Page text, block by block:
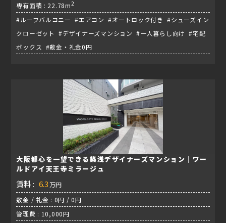
駅』
専有面積 : 22.78m2
#ルーフバルコニー #エアコン #オートロック付き #シューズイン
クローゼット #デザイナーズマンション #一人暮らし向け #宅配
ボックス #敷金・礼金0円
大阪都心を一望できる築浅デザイナーズマンション｜ワー
ルドアイ天王寺ミラージュ
賃料 : 6.3 万円
敷金 / 礼金 : 0円 / 0円
管理費 : 10,000円